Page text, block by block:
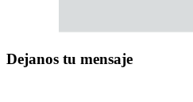
Dejanos tu mensaje